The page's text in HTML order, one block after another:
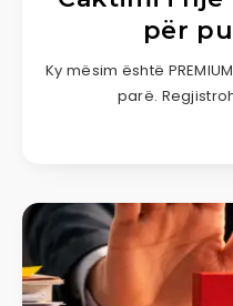
për
Ky mësim është
parë.